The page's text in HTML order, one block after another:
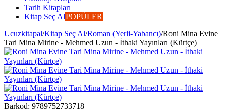
Tarih Kitapları
Kitap Seç AlPOPÜLER
Ucuzkitapal/Kitap Seç Al/Roman (Yerli-Yabancı)/Roni Mina Evine
Tari Mina Mirine - Mehmed Uzun - İthaki Yayınları (Kürtçe)
Barkod: 9789752733718